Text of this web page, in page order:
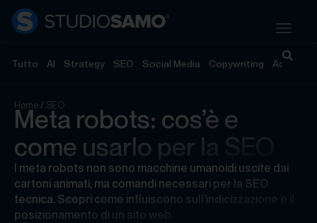
Tutto AI Strategy SEO Social Media Copywriting
Home/ SEO
Meta robots: cos’è e
come usarlo per la SEO
I meta robots non sono macchine umanoidi uscite dai
cartoni animati, ma comandi necessari per la SEO
tecnica. Scopri come influiscono sull'indicizzazione e il
posizionamento di un sito web.